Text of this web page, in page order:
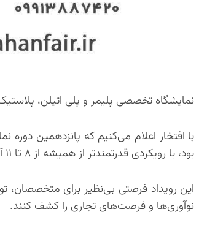
نمایشگاه تخصصی پلیمر و پلی اتیلن،
با افتخار اعلام می‌کنیم که پانزدهمین
بود، با رویکردی قدرتمندتر از همیشه از ۸ تا ۱۱ آبان ماه ۱۴۰۴ برگزار خواهد شد.
این رویداد فرصتی بی‌نظیر برای متخصصان،
نوآوری‌ها و فرصت‌های تجاری را کشف کنند.